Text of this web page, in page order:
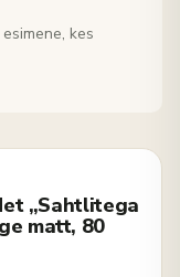
kes
„Sahtlitega
matt, 80